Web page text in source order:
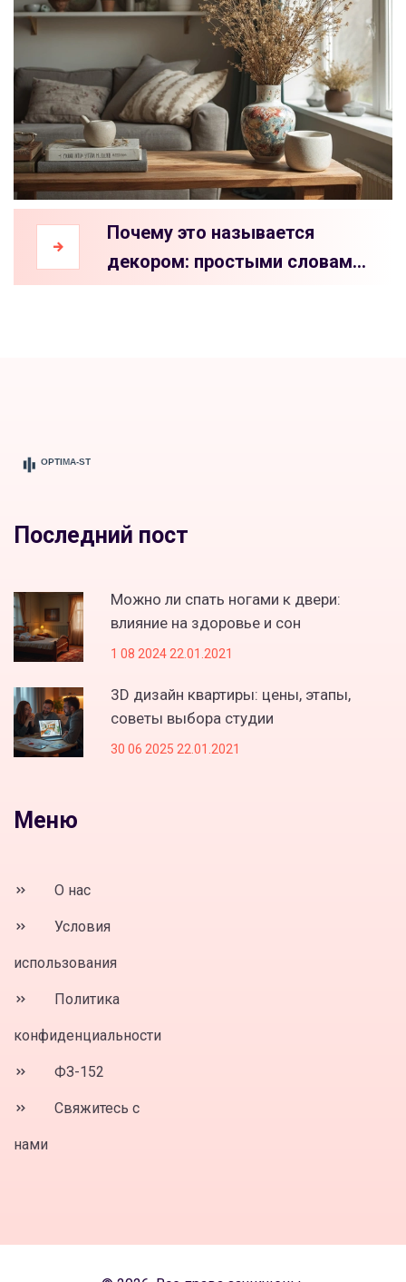
Почему это называется
декором: простыми словами
о главном
Последний пост
Можно ли спать ногами к двери:
влияние на здоровье и сон
1 08 2024 22.01.2021
3D дизайн квартиры: цены, этапы,
советы выбора студии
30 06 2025 22.01.2021
Меню
О нас
Условия
использования
Политика
конфиденциальности
ФЗ-152
Свяжитесь с
нами